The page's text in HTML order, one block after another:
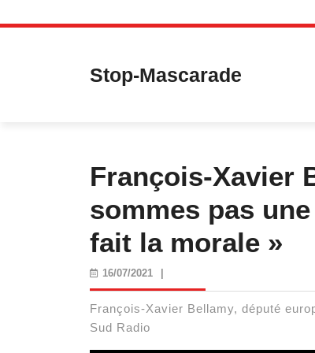
Skip
Stop-Mascarade
François-Xavier
sommes pas
fait la morale »
16/07/202116/07/2021
François-Xavier Bellamy, député
Sud Radio